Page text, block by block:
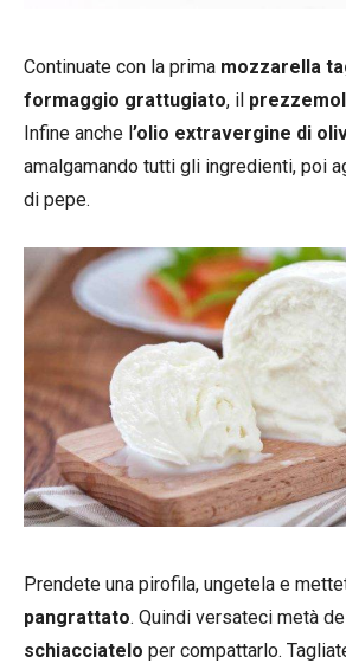
Continuate con la prima mozzarella
formaggio grattugiato, il
Infine anche l’olio extravergine di
amalgamando tutti gli ingredienti, poi
di pepe.
Prendete una pirofila, ungetela e
pangrattato. Quindi versateci metà
schiacciatelo per compattarlo.